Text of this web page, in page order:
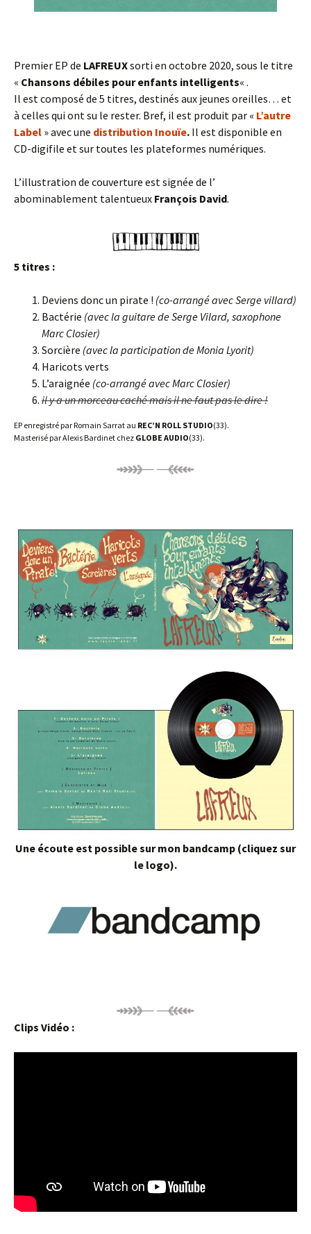
Premier EP de LAFREUXsorti en octobre 2020, sous le titre
« Chansons débiles pour enfants intelligents« .
Il est composé de 5 titres, destinés aux jeunes oreilles… et
à celles qui ont su le rester. Bref, il est produit par « L’autre
Label » avec une distribution Inouïe. Il est disponible en
CD-digifile et sur toutes les plateformes numériques.
L’illustration de couverture est signée de l’
abominablement talentueux François David.
5 titres :
Deviens donc un pirate ! (co-arrangé avec Serge villard)
Bactérie (avec la guitare de Serge Vilard, saxophone
Marc Closier)
Sorcière (avec la participation de Monia Lyorit)
Haricots verts
L’araignée (co-arrangé avec Marc Closier)
il y a un morceau caché mais il ne faut pas le dire !
EP enregistré par Romain Sarrat au REC’N ROLL STUDIO(33).
Masterisé par Alexis Bardinet chez GLOBE AUDIO(33).
Une écoute est possible sur mon bandcamp (cliquez sur
le logo).
Clips Vidéo :